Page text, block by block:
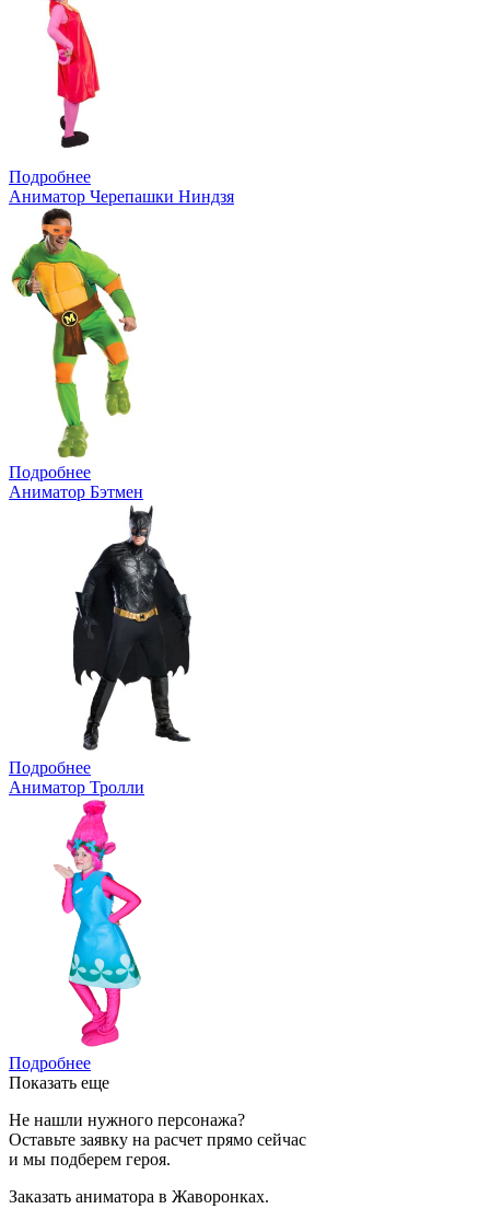
Подробнее
Аниматор Черепашки Ниндзя
Подробнее
Аниматор Бэтмен
Подробнее
Аниматор Тролли
Подробнее
Показать еще
Не нашли нужного персонажа?
Оставьте заявку на расчет прямо сейчас
и мы подберем героя.
Заказать аниматора в Жаворонках.